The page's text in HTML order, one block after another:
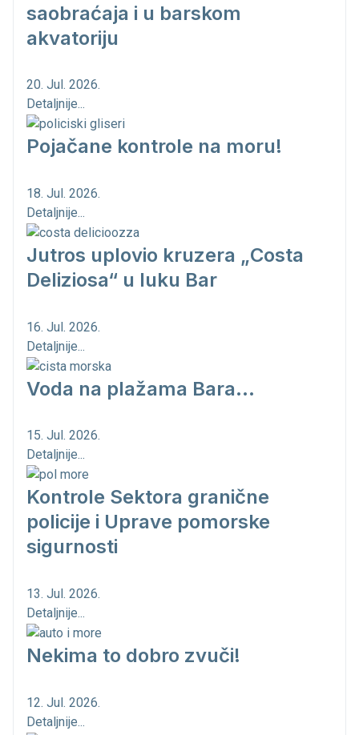
saobraćaja i u barskom
akvatoriju
20. Jul. 2026.
Detaljnije...
Pojačane kontrole na moru!
18. Jul. 2026.
Detaljnije...
Jutros uplovio kruzera „Costa
Deliziosa“ u luku Bar
16. Jul. 2026.
Detaljnije...
Voda na plažama Bara...
15. Jul. 2026.
Detaljnije...
Kontrole Sektora granične
policije i Uprave pomorske
sigurnosti
13. Jul. 2026.
Detaljnije...
Nekima to dobro zvuči!
12. Jul. 2026.
Detaljnije...